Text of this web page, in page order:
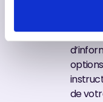
placé.
de